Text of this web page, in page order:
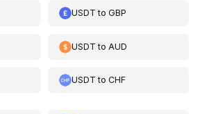
USDT toGBP
USDT to AUD
USDT toCHF